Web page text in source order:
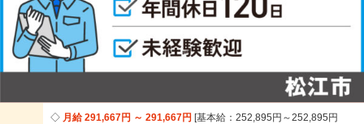
月給 291,667円 ～ 291,667円 基本給：252,895円～252,895円